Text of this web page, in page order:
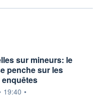
sur mineurs: le
penche sur les
19:40 •